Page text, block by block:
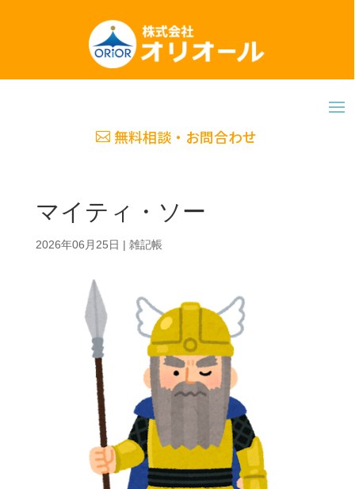
無料相談・お問合わせ
マイティ・ソー
2026年06月25日 | 雑記帳